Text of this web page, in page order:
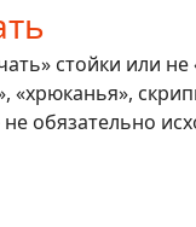
стойки или не
«хрюканья»,
обязательно